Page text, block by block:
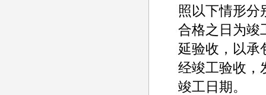
照以下情形分
合格之日为竣
延验收，以承
经竣工验收，
竣工日期。